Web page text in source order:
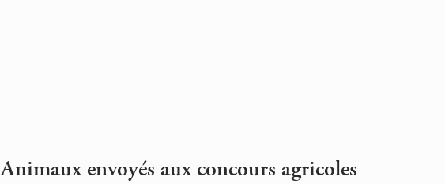
Animaux envoyés aux concours agricoles